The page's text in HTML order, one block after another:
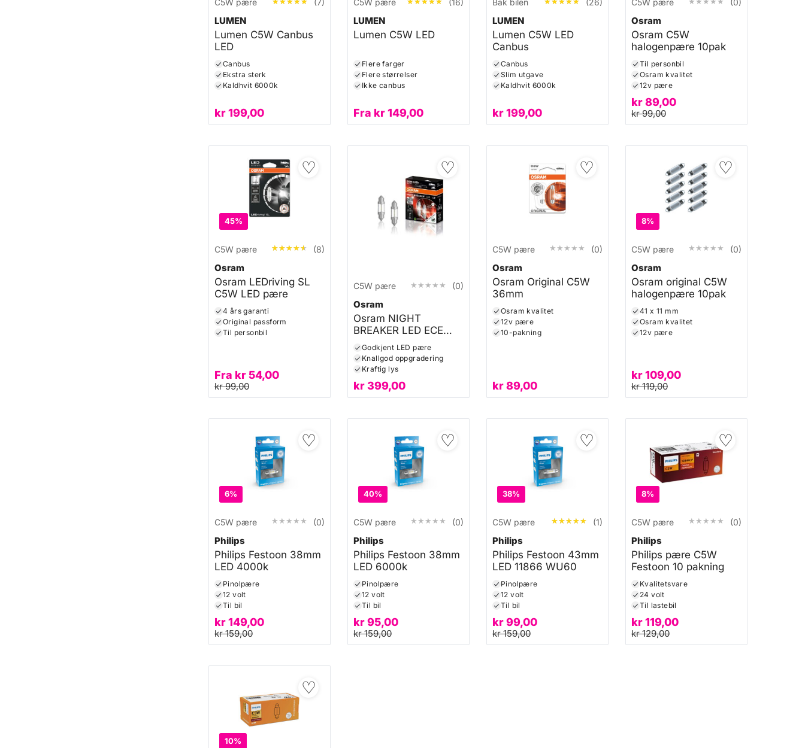
C5W pære (7)
LUMEN
Lumen C5W Canbus
LED
Canbus
Ekstra sterk
Kaldhvit 6000k
kr199,00
C5W pære (16)
LUMEN
Lumen C5W LED
Flere farger
Flere størrelser
Ikke canbus
Fra kr149,00
Bak bilen (26)
LUMEN
Lumen C5W LED
Canbus
Canbus
Slim utgave
Kaldhvit 6000k
kr199,00
C5W pære (0)
Osram
Osram C5W
halogenpære 10pak
Til personbil
Osram kvalitet
12v pære
kr89,00
kr99,00
♡
45%
C5W pære ★★★★★
★★★★★ (8)
Osram
Osram LEDriving SL
C5W LED pære
4 års garanti
Original passform
Til personbil
Fra kr54,00
kr99,00
♡
C5W pære ★★★★★
★★★★★ (0)
Osram
Osram NIGHT
BREAKER LED ECE
C5W
Godkjent LED pære
Knallgod oppgradering
Kraftig lys
kr399,00
♡
C5W pære ★★★★★
★★★★★ (0)
Osram
Osram Original C5W
36mm
Osram kvalitet
12v pære
10-pakning
kr89,00
♡
8%
C5W pære ★★★★★
★★★★★ (0)
Osram
Osram original C5W
halogenpære 10pak
41 x 11 mm
Osram kvalitet
12v pære
kr109,00
kr119,00
♡
6%
C5W pære ★★★★★
★★★★★ (0)
Philips
Philips Festoon 38mm
LED 4000k
Pinolpære
12 volt
Til bil
kr149,00
kr159,00
♡
40%
C5W pære ★★★★★
★★★★★ (0)
Philips
Philips Festoon 38mm
LED 6000k
Pinolpære
12 volt
Til bil
kr95,00
kr159,00
♡
38%
C5W pære ★★★★★
★★★★★ (1)
Philips
Philips Festoon 43mm
LED 11866 WU60
Pinolpære
12 volt
Til bil
kr99,00
kr159,00
♡
8%
C5W pære ★★★★★
★★★★★ (0)
Philips
Philips pære C5W
Festoon 10 pakning
Kvalitetsvare
24 volt
Til lastebil
kr119,00
kr129,00
♡
10%